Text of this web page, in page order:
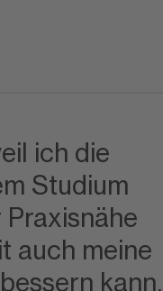
ich die
Studium
auch meine
kann.